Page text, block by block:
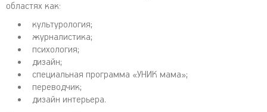
областях как:
культурология;
журналистика;
психология;
дизайн;
специальная программа «УНИК мама»;
переводчик;
дизайн интерьера.